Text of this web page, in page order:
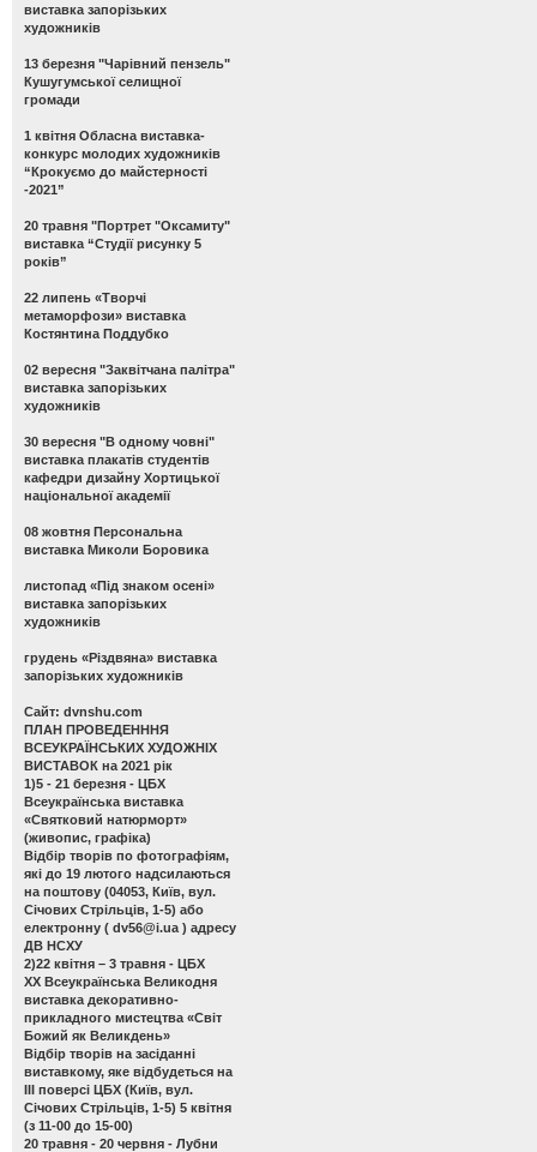
виставка запорізьких
художників
13 березня "Чарівний пензель"
Кушугумської селищної
громади
1 квітня Обласна виставка-
конкурс молодих художників
“Крокуємо до майстерності
-2021”
20 травня "Портрет "Оксамиту"
виставка “Студії рисунку 5
років”
22 липень «Творчі
метаморфози» виставка
Костянтина Поддубко
02 вересня "Заквітчана палітра"
виставка запорізьких
художників
30 вересня "В одному човні"
виставка плакатів студентів
кафедри дизайну Хортицької
національної академії
08 жовтня Персональна
виставка Миколи Боровика
листопад «Під знаком осені»
виставка запорізьких
художників
грудень «Різдвяна» виставка
запорізьких художників
Сайт: dvnshu.com
ПЛАН ПРОВЕДЕНННЯ
ВСЕУКРАЇНСЬКИХ ХУДОЖНІХ
ВИСТАВОК на 2021 рік
1)5 - 21 березня - ЦБХ
Всеукраїнська виставка
«Святковий натюрморт»
(живопис, графіка)
Відбір творів по фотографіям,
які до 19 лютого надсилаються
на поштову (04053, Київ, вул.
Січових Стрільців, 1-5) або
електронну ( dv56@i.ua ) адресу
ДВ НСХУ
2)22 квітня – 3 травня - ЦБХ
ХХ Всеукраїнська Великодня
виставка декоративно-
прикладного мистецтва «Світ
Божий як Великдень»
Відбір творів на засіданні
виставкому, яке відбудеться на
ІІІ поверсі ЦБХ (Київ, вул.
Січових Стрільців, 1-5) 5 квітня
(з 11-00 до 15-00)
20 травня - 20 червня - Лубни